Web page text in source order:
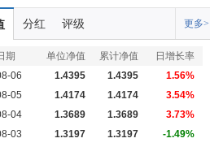
分红 评级 更多>
期 单位净值 累计净值
日增长率
06
1.4395 1.4395
1.56%
05
1.4174 1.4174
3.54%
04
1.3689 1.3689
3.73%
03
1.3197 1.3197
-1.49%